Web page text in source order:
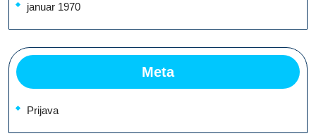
januar 1970
Meta
Prijava